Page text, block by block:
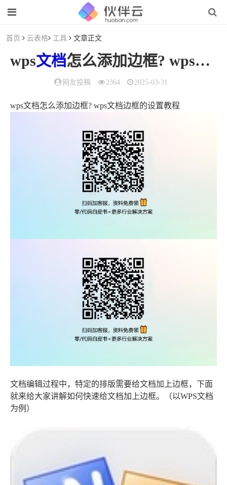
首页 云表格 工具 文章正文
wps文档怎么添加边框? wps文档
网友投稿 2364 2025-03-31
wps文档怎么添加边框? wps文档边框的设置教程
文档编辑过程中，特定的排版需要给文档加上边框，下面
就来给大家讲解如何快速给文档加上边框。（以WPS文档
为例）